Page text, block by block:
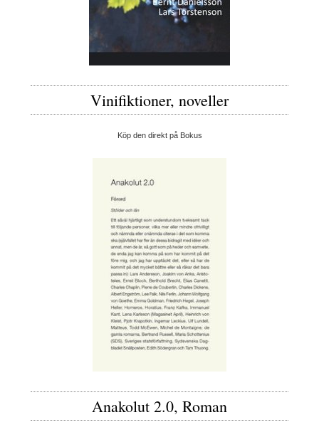
Vinifiktioner, noveller
Köp den direkt på Bokus
Anakolut 2.0, Roman